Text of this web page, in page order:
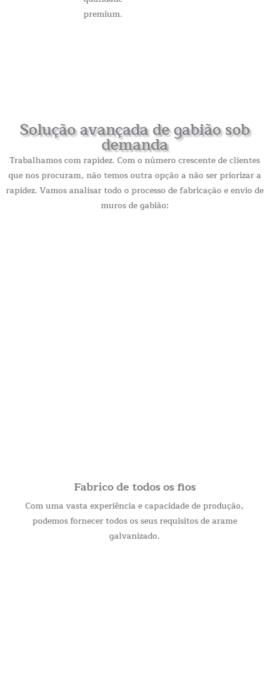
premium.
Solução avançada de gabião sob
demanda
Trabalhamos com rapidez. Com o número crescente de clientes
que nos procuram, não temos outra opção a não ser priorizar a
rapidez. Vamos analisar todo o processo de fabricação e envio de
muros de gabião:
Fabrico de todos os fios
Com uma vasta experiência e capacidade de produção,
podemos fornecer todos os seus requisitos de arame
galvanizado.